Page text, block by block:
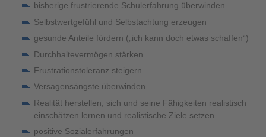
bisherige frustrierende Schulerfahrung überwinden
Selbstwertgefühl und Selbstachtung erzeugen
gesunde Anteile fördern („ich kann doch etwas schaffen“)
Durchhaltevermögen stärken
Frustrationstoleranz steigern
Versagensängste überwinden
Realität herstellen, sich und seine Fähigkeiten realistisch
einschätzen lernen und realistische Ziele setzen
positive Sozialerfahrungen